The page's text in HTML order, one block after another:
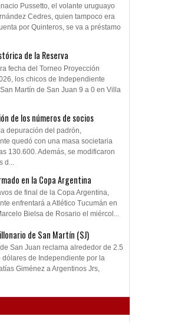
Pussetto, el volante uruguayo
Cedres, quien tampoco era
por Quinteros, se va a préstamo
de la Reserva
fecha del Torneo Proyección
los chicos de Independiente
Martín de San Juan 9 a 0 en Villa
de los números de socios
depuración del padrón,
quedó con una masa societaria
130.600. Además, se modificaron
d...
en la Copa Argentina
de final de la Copa Argentina,
enfrentará a Atlético Tucumán en
Bielsa de Rosario el miércol...
de San Martín (SJ)
San Juan reclama alrededor de 2.5
dólares de Independiente por la
Giménez a Argentinos Jrs,